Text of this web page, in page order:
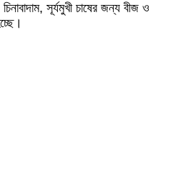
সূর্যমুখী চাষের জন্য বীজ ও